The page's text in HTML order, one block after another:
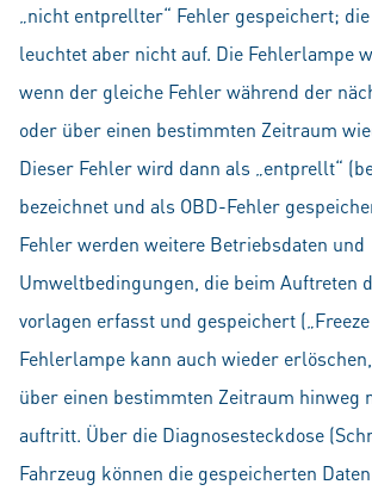
„nicht entprellter“ Fehler gespeichert;
leuchtet aber nicht auf. Die Fehlerlampe
wenn der gleiche Fehler während der
oder über einen bestimmten Zeitraum
Dieser Fehler wird dann als „entprellt“
bezeichnet und als OBD-Fehler
Fehler werden weitere Betriebsdaten und
Umweltbedingungen, die beim Auftreten
vorlagen erfasst und gespeichert
Fehlerlampe kann auch wieder
über einen bestimmten Zeitraum hinweg
auftritt. Über die Diagnosesteckdose
Fahrzeug können die gespeicherten